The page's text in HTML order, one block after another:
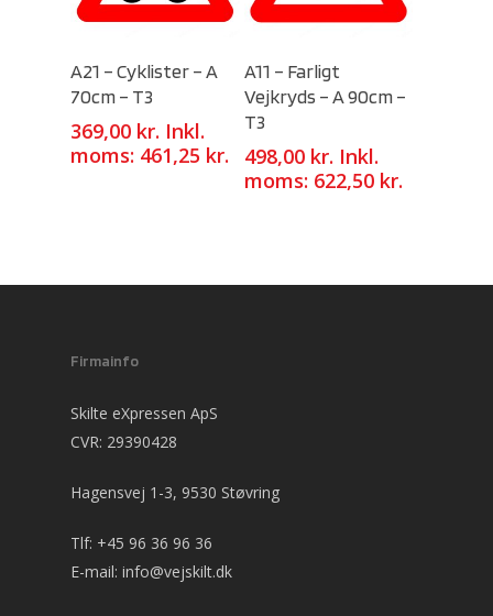
A21 – Cyklister – A
70cm – T3
369,00 kr. Inkl.
moms: 461,25 kr.
A11 – Farligt
Vejkryds – A 90cm –
T3
498,00 kr. Inkl.
moms: 622,50 kr.
Firmainfo
Skilte eXpressen ApS
CVR: 29390428
Hagensvej 1-3, 9530 Støvring
Tlf: +45 96 36 96 36
E-mail: info@vejskilt.dk